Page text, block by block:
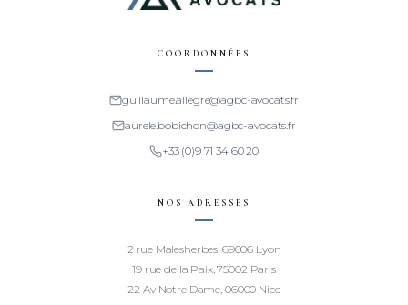
COORDONNÉES
guillaume.allegre@agbc-avocats.fr
aurele.bobichon@agbc-avocats.fr
+33 (0)9 71 34 60 20
NOS ADRESSES
2 rue Malesherbes, 69006 Lyon
19 rue de la Paix, 75002 Paris
22 Av Notre Dame, 06000 Nice